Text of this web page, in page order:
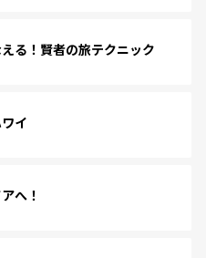
る！賢者の旅テクニック
イ
へ！